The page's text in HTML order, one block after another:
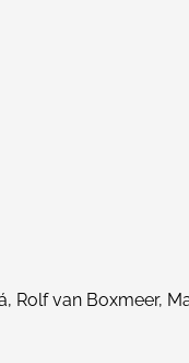
Rolf van Boxmeer,